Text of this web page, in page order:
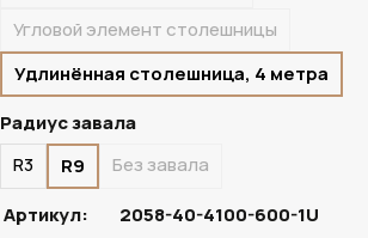
Угловой элемент столешницы
Удлинённая столешница, 4 метра
Радиус завала
R3
R9
Без завала
Артикул:
2058-40-4100-600-1U